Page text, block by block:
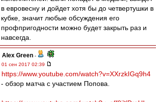
в евровесну и дойдет хотя бы до четвертушки в
кубке, значит любые обсуждения его
профпригодности можно будет закрыть раз и
навсегда.
Alex Green -
01 сен 2017 02:39
https://www.youtube.com/watch?v=XXrzkIGq9h4
- обзор матча с участием Попова.